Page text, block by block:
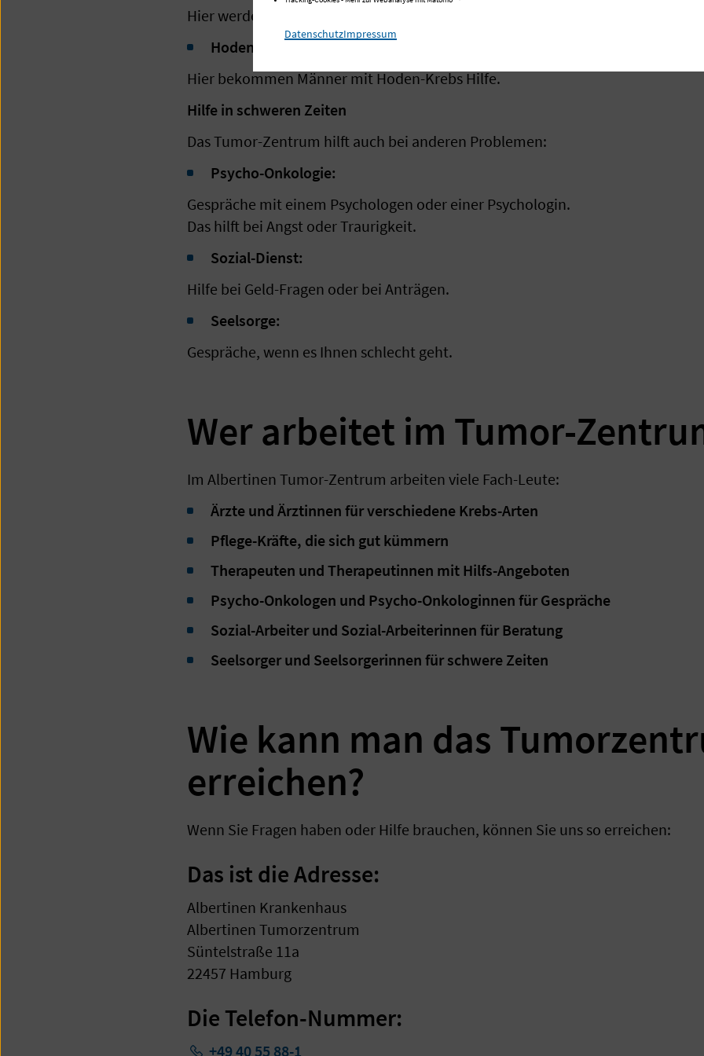
Hier werden Menschen mit Darm-Krebs behandelt.
Hoden-Zentrum:
Hier bekommen Männer mit Hoden-Krebs Hilfe.
Hilfe in schweren Zeiten
Das Tumor-Zentrum hilft auch bei anderen Problemen:
Psycho-Onkologie:
Gespräche mit einem Psychologen oder einer Psychologin.
Das hilft bei Angst oder Traurigkeit.
Sozial-Dienst:
Hilfe bei Geld-Fragen oder bei Anträgen.
Seelsorge:
Gespräche, wenn es Ihnen schlecht geht.
Wer arbeitet im Tumor-
Im Albertinen Tumor-Zentrum arbeiten viele Fach-Leute:
Ärzte und Ärztinnen für verschiedene Krebs-Arten
Pflege-Kräfte, die sich gut kümmern
Therapeuten und Therapeutinnen mit Hilfs-Angeboten
Psycho-Onkologen und Psycho-Onkologinnen für Gespräche
Sozial-Arbeiter und Sozial-Arbeiterinnen für Beratung
Seelsorger und Seelsorgerinnen für schwere Zeiten
Wie kann man das
erreichen?
Wenn Sie Fragen haben oder Hilfe brauchen, können Sie uns so erreichen:
Das ist die Adresse:
Albertinen Krankenhaus
Albertinen Tumorzentrum
Süntelstraße 11a
22457 Hamburg
Die Telefon-Nummer:
+49 40 55 88-1
DatenschutzImpressum